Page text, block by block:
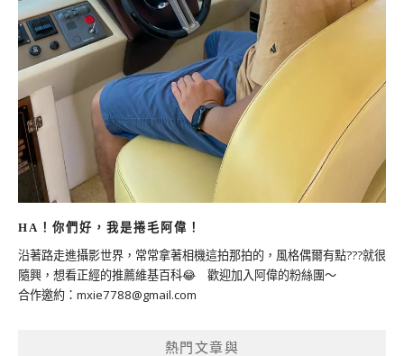
HA！你們好，我是捲毛阿偉！
沿著路走進攝影世界，常常拿著相機這拍那拍的，風格偶爾有點???就很
隨興，想看正經的推薦維基百科😂 歡迎加入阿偉的粉絲團～
合作邀約： mxie7788@gmail.com
熱門文章與